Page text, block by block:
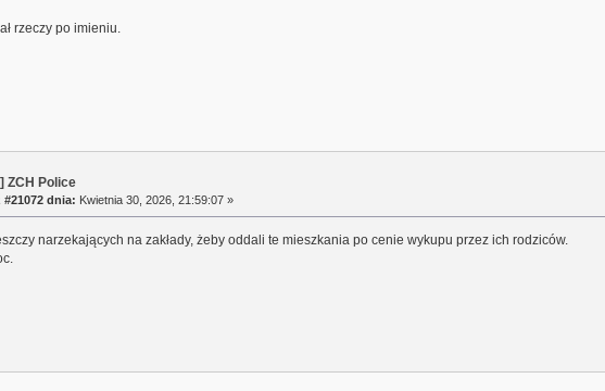
rzeczy po imieniu.
ZCH Police
dnia: Kwietnia 30, 2026, 21:59:07 »
narzekających na zakłady, żeby oddali te mieszkania po cenie wykupu przez ich rodziców.